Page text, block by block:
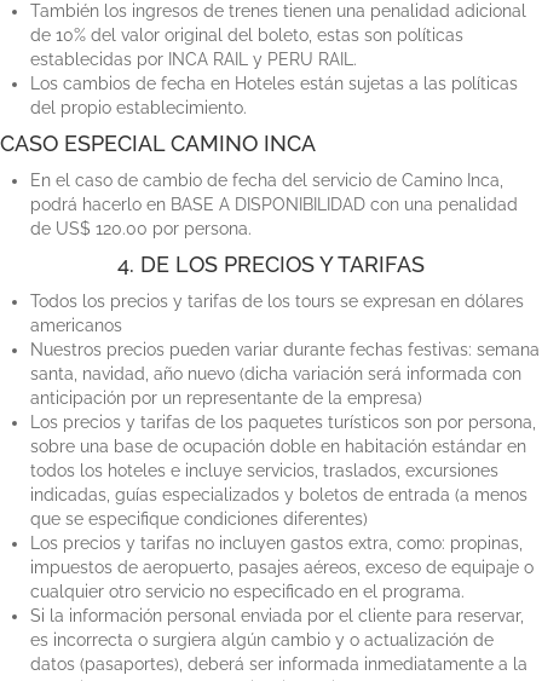
También los ingresos de trenes tienen una penalidad adicional
de 10% del valor original del boleto, estas son políticas
establecidas por INCA RAIL y PERU RAIL.
Los cambios de fecha en Hoteles están sujetas a las políticas
del propio establecimiento.
CASO ESPECIAL CAMINO INCA
En el caso de cambio de fecha del servicio de Camino Inca,
podrá hacerlo en BASE A DISPONIBILIDAD con una penalidad
de US$ 120.00 por persona.
4. DE LOS PRECIOS Y TARIFAS
Todos los precios y tarifas de los tours se expresan en dólares
americanos
Nuestros precios pueden variar durante fechas festivas: semana
santa, navidad, año nuevo (dicha variación será informada con
anticipación por un representante de la empresa)
Los precios y tarifas de los paquetes turísticos son por persona,
sobre una base de ocupación doble en habitación estándar en
todos los hoteles e incluye servicios, traslados, excursiones
indicadas, guías especializados y boletos de entrada (a menos
que se especifique condiciones diferentes)
Los precios y tarifas no incluyen gastos extra, como: propinas,
impuestos de aeropuerto, pasajes aéreos, exceso de equipaje o
cualquier otro servicio no especificado en el programa.
Si la información personal enviada por el cliente para reservar,
es incorrecta o surgiera algún cambio y o actualización de
datos (pasaportes), deberá ser informada inmediatamente a la